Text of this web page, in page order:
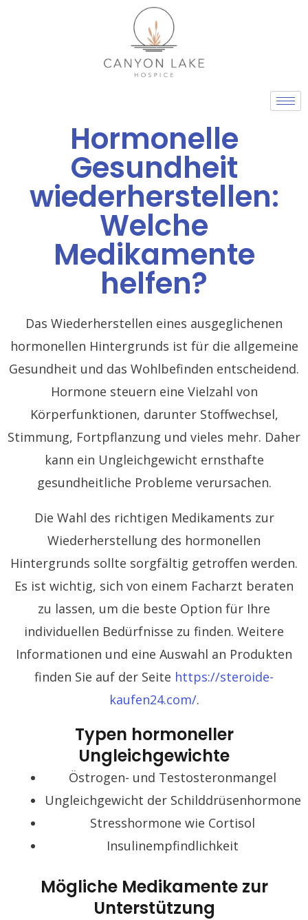
Hormonelle
Gesundheit
wiederherstellen:
Welche
Medikamente
helfen?
Das Wiederherstellen eines ausgeglichenen
hormonellen Hintergrunds ist für die allgemeine
Gesundheit und das Wohlbefinden entscheidend.
Hormone steuern eine Vielzahl von
Körperfunktionen, darunter Stoffwechsel,
Stimmung, Fortpflanzung und vieles mehr. Daher
kann ein Ungleichgewicht ernsthafte
gesundheitliche Probleme verursachen.
Die Wahl des richtigen Medikaments zur
Wiederherstellung des hormonellen
Hintergrunds sollte sorgfältig getroffen werden.
Es ist wichtig, sich von einem Facharzt beraten
zu lassen, um die beste Option für Ihre
individuellen Bedürfnisse zu finden. Weitere
Informationen und eine Auswahl an Produkten
finden Sie auf der Seite https://steroide-
kaufen24.com/.
Typen hormoneller
Ungleichgewichte
Östrogen- und Testosteronmangel
Ungleichgewicht der Schilddrüsenhormone
Stresshormone wie Cortisol
Insulinempfindlichkeit
Mögliche Medikamente zur
Unterstützung